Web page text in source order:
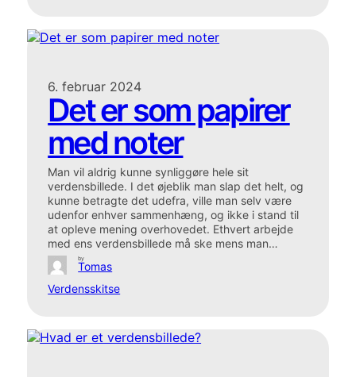
6. februar 2024
Det er som papirer
med noter
Man vil aldrig kunne synliggøre hele sit
verdensbillede. I det øjeblik man slap det helt, og
kunne betragte det udefra, ville man selv være
udenfor enhver sammenhæng, og ikke i stand til
at opleve mening overhovedet. Ethvert arbejde
med ens verdensbillede må ske mens man…
by
Tomas
Verdensskitse